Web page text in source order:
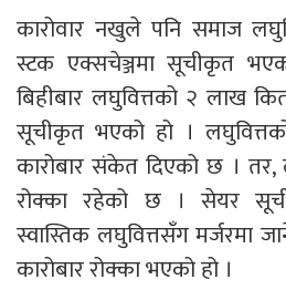
कारोवार नखुले पनि समाज
स्टक एक्सचेञ्जमा सूचीकृत
बिहीबार लघुवित्तको २ लाख
सूचीकृत भएको हो ।
कारोबार संकेत दिएको छ । तर,
रोक्का रहेको छ । सेयर
स्वास्तिक लघुवित्तसँग मर्जरमा
कारोबार रोक्का भएको हो ।